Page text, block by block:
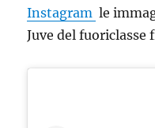
Instagram le
Juve del fuoriclasse